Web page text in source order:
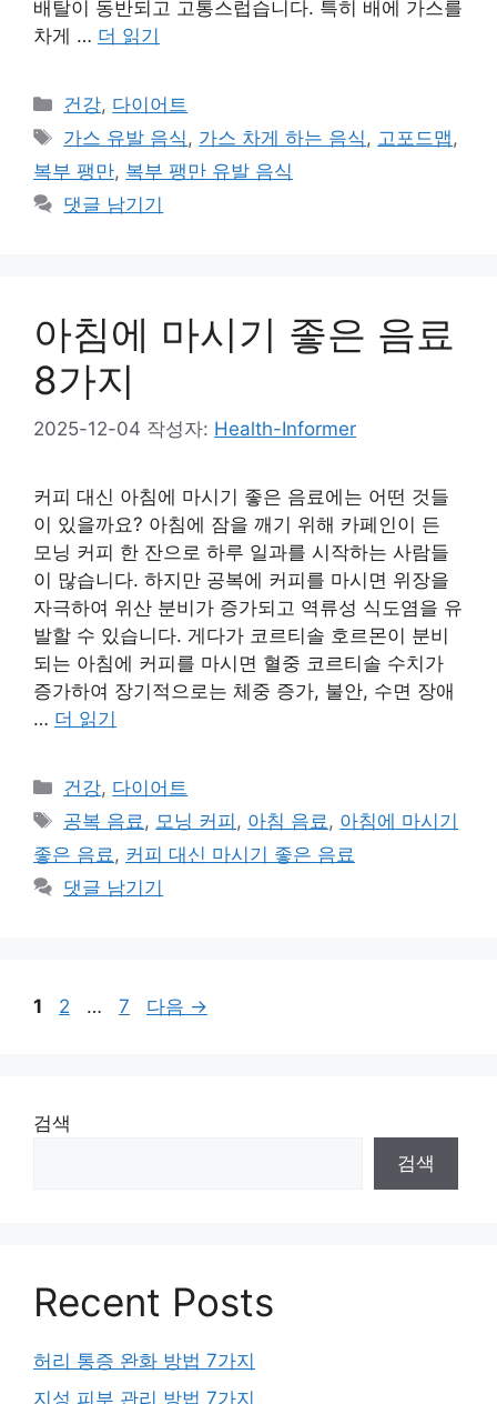
배탈이 동반되고 고통스럽습니다. 특히 배에 가스를
차게 … 더 읽기
카
테
고
리
건강, 다이어트
태
그
가스 유발 음식 , 가스 차게 하는 음식 , 고포드맵 ,
복부 팽만, 복부 팽만 유발 음식
댓글 남기기
아침에 마시기 좋은 음료
8가지
2025-12-04 작성자: Health-Informer
커피 대신 아침에 마시기 좋은 음료에는 어떤 것들
이 있을까요? 아침에 잠을 깨기 위해 카페인이 든
모닝 커피 한 잔으로 하루 일과를 시작하는 사람들
이 많습니다. 하지만 공복에 커피를 마시면 위장을
자극하여 위산 분비가 증가되고 역류성 식도염을 유
발할 수 있습니다. 게다가 코르티솔 호르몬이 분비
되는 아침에 커피를 마시면 혈중 코르티솔 수치가
증가하여 장기적으로는 체중 증가, 불안, 수면 장애
… 더 읽기
카
테
리
건강, 다이어트
태
그
공복 음료, 모닝 커피 , 아침 음료, 아침에 마시기
좋은 음료, 커피 대신 마시기 좋은 음료
댓글 남기기
페
1
페
2 …
페
7 다음 →
검색
검색
Recent Posts
허리 통증 완화 방법 7가지
지성 피부 관리 방법 7가지